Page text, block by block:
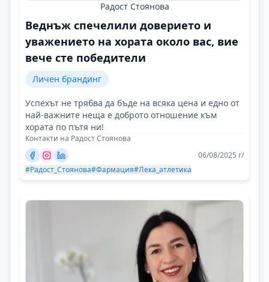
Радост Стоянова
Веднъж спечелили доверието и
уважението на хората около вас, вие
вече сте победители
Личен брандинг
Успехът не трябва да бъде на всяка цена и едно от
най-важните неща е доброто отношение към
хората по пътя ни!
Контакти на Радост Стоянова
06/08/2025 г/
#Радост_Стоянова#Фармация#Лека_атлетика